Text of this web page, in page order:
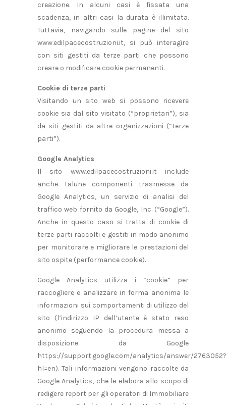
creazione. In alcuni casi è fissata una
scadenza, in altri casi la durata è illimitata.
Tuttavia, navigando sulle pagine del sito
www.edilpacecostruzioni.it, si può interagire
con siti gestiti da terze parti che possono
creare o modificare cookie permanenti.
Cookie di terze parti
Visitando un sito web si possono ricevere
cookie sia dal sito visitato (“proprietari”), sia
da siti gestiti da altre organizzazioni (“terze
parti”).
Google Analytics
Il sito www.edilpacecostruzioni.it include
anche talune componenti trasmesse da
Google Analytics, un servizio di analisi del
traffico web fornito da Google, Inc. (“Google”).
Anche in questo caso si tratta di cookie di
terze parti raccolti e gestiti in modo anonimo
per monitorare e migliorare le prestazioni del
sito ospite (performance cookie).
Google Analytics utilizza i “cookie” per
raccogliere e analizzare in forma anonima le
informazioni sui comportamenti di utilizzo del
sito (l’indirizzo IP dell’utente è stato reso
anonimo seguendo la procedura messa a
disposizione da Google
https://support.google.com/analytics/answer/2763052?
hl=en). Tali informazioni vengono raccolte da
Google Analytics, che le elabora allo scopo di
redigere report per gli operatori di Immobiliare